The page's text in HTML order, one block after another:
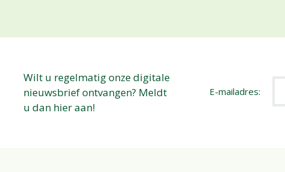
Wilt u regelmatig onze digitale
nieuwsbrief ontvangen? Meldt
u dan hier aan!
E-mailadres: